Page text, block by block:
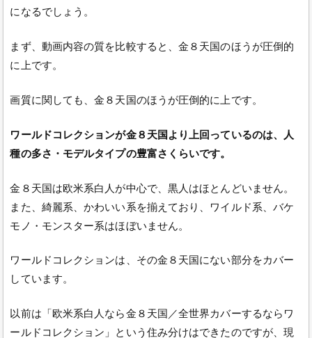
になるでしょう。
まず、動画内容の質を比較すると、金８天国のほうが圧倒的
に上です。
画質に関しても、金８天国のほうが圧倒的に上です。
ワールドコレクションが金８天国より上回っているのは、人
種の多さ・モデルタイプの豊富さくらいです。
金８天国は欧米系白人が中心で、黒人はほとんどいません。
また、綺麗系、かわいい系を揃えており、ワイルド系、バケ
モノ・モンスター系はほぼいません。
ワールドコレクションは、その金８天国にない部分をカバー
しています。
以前は「欧米系白人なら金８天国／全世界カバーするならワ
ールドコレクション」という住み分けはできたのですが、現